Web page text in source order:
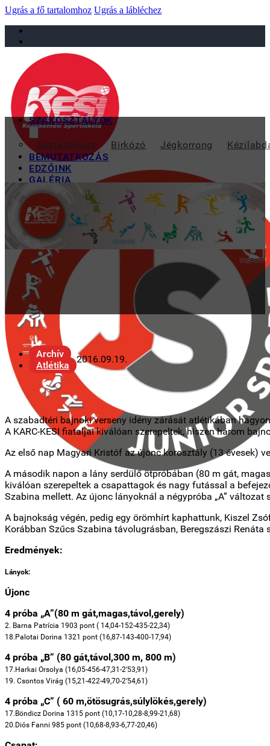
Ugrás a fő tartalomhoz Ugrás a lábléchez
sportiskola@juniorsportkft.hu
SZAKOSZTÁLYOK
Asztalitenisz Birkózó Jégkorrong
BEMUTATKOZÁS
EDZŐINK
GALÉRIA
TAO
KAPCSOLAT
Archív
Atlétika
2016.09.19.
A szabadtéri bajnoki verseny idény zárását atlétikában
A KARC-KESI fiataljai kiválóan szerepeltek, hiszen három
Az első nap Magyari Kristóf az újonc korosztály (13 évesek)
A második napon a lány serdülő ötpróbában (80 m gát,
kiválóan szerepeltek a csapattagok és nagy futással a
Szabina mellett. Az újonc lányoknál a négypróba „A”
A bajnokság végén, pedig egy örömhírt kaphattunk, Kiszel
Korábban Szűcs Szabina távolugrásban, Beregszászi Renáta
Eredmények:
Lányok:
Újonc
4 próba „A”(80 m gát,magas,távol,gerely)
2. Barna Patrícia 1903 pont ( 14,04-152-435-22,34)
18.Palotai Dorina 1321 pont (16,87-143-400-17,94)
4 próba „B” (80 gát,távol,300 m, 800 m)
17.Harkai Orsolya (16,05-456-47,31-2’53,91)
19. Csontos Virág (15,21-422-49,70-2’54,61)
4 próba „C” ( 60 m,ötösugrás,súlylökés,gerely)
17.Böndicz Dorina 1315 pont (10,17-10,28-8,99-21,68)
20.Diós Fanni 985 pont (10,68-8,93-6,77-20,46)